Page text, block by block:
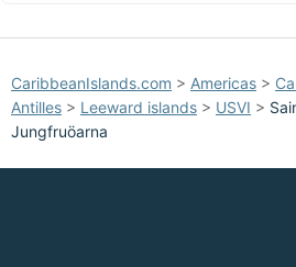
CaribbeanIslands.com > Americas >
Antilles > Leeward islands > USVI >
Jungfruöarna